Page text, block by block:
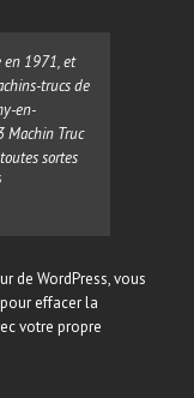
en 1971, et
trucs de
en-
Machin Truc
sortes
de WordPress, vous
pour effacer la
votre propre